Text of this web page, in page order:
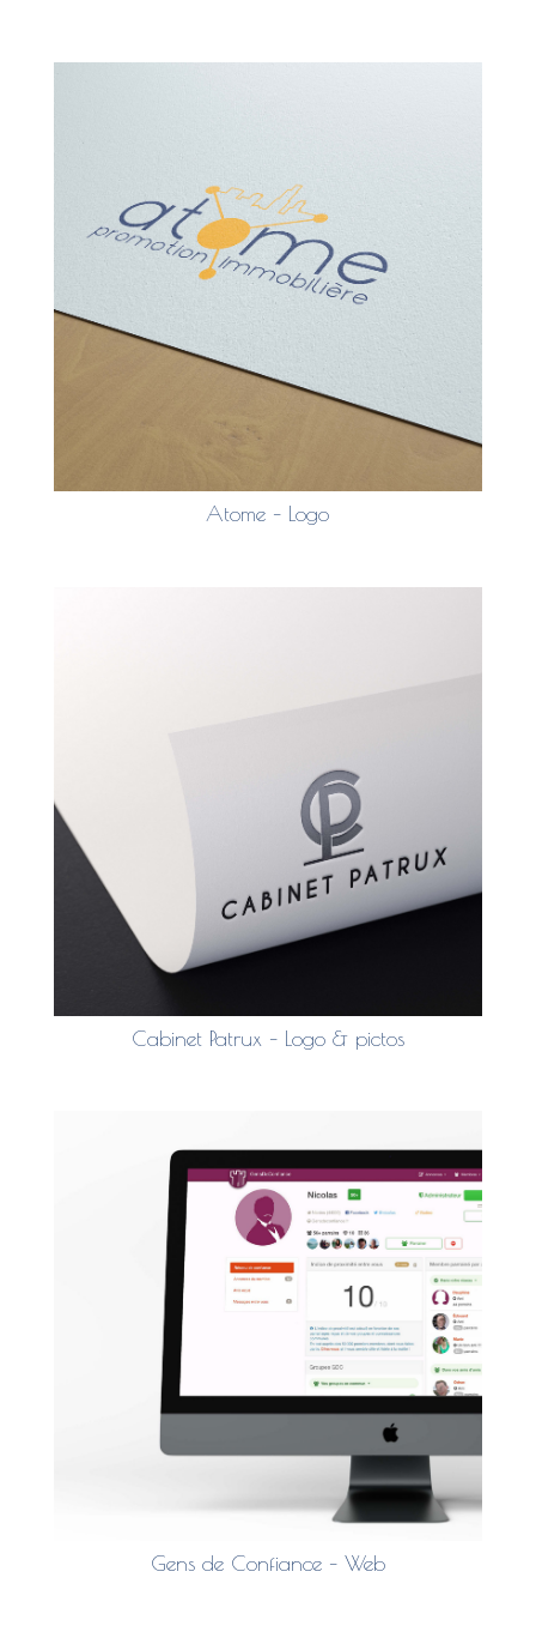
Atome – Logo
Cabinet Patrux – Logo & pictos
Gens de Confiance – Web